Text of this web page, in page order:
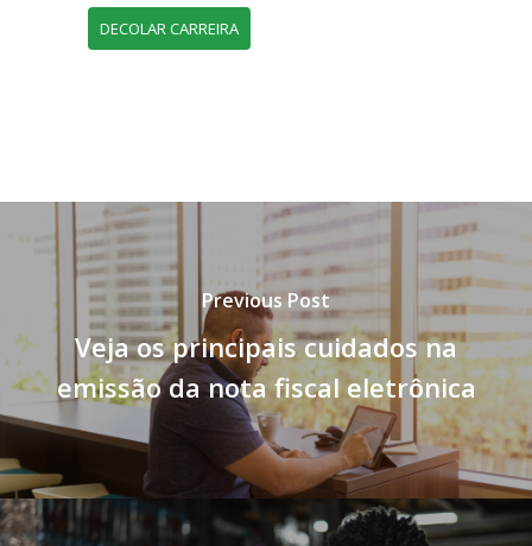
DECOLAR CARREIRA
Previous Post
Veja os principais cuidados na
emissão da nota fiscal eletrônica